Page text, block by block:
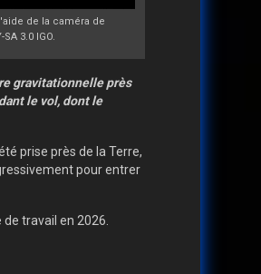
de la caméra de
3.0 IGO.
gravitationnelle près
le vol, dont le
prise près de la Terre,
pour entrer
travail en 2026.